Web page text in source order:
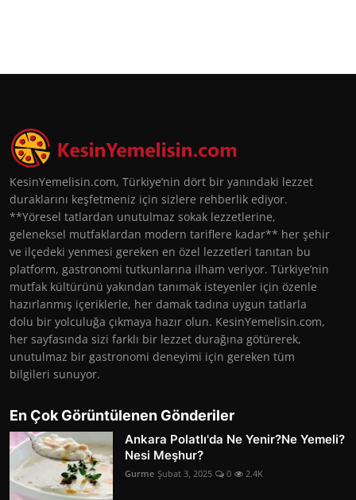
KesinYemelisin.com, Türkiye’nin dört bir yanındaki lezzet
duraklarını keşfetmeniz için sizlere rehberlik ediyor.
**Yöresel tatlardan unutulmaz sokak lezzetlerine,
geleneksel mutfaklardan modern tariflere kadar** her şehir
ve ilçedeki yenmesi gereken en özel lezzetleri tanıtan bu
platform, gastronomi tutkunlarına ilham veriyor. Türkiye’nin
mutfak kültürünü yakından tanımak isteyenler için özenle
hazırlanmış içeriklerle, her damak tadına uygun tatlarla
dolu bir yolculuğa çıkmaya hazır olun. KesinYemelisin.com,
her sayfasında sizi farklı bir lezzet durağına götürerek,
unutulmaz bir gastronomi deneyimi için gereken tüm
bilgileri sunuyor.
En Çok Görüntülenen Gönderiler
Ankara Polatlı'da Ne Yenir?Ne Yemeli?
Nesi Meşhur?
Gurme Şubat 3, 2025 0 2.4K